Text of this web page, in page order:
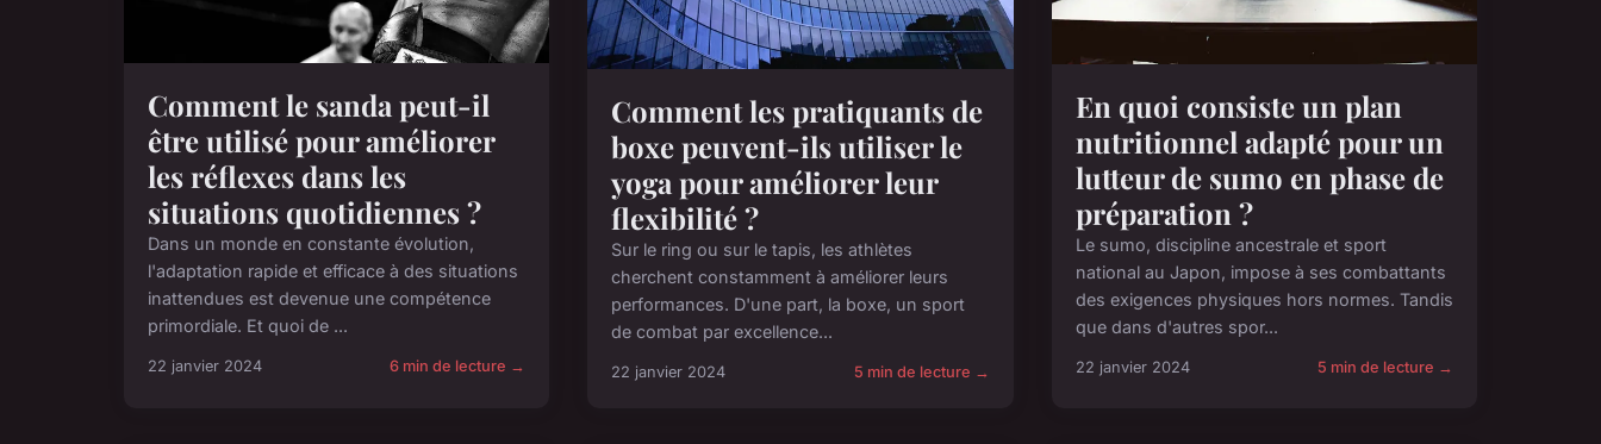
Comment le sanda peut-il
être utilisé pour améliorer
les réflexes dans les
situations quotidiennes ?
Dans un monde en constante évolution,
l'adaptation rapide et efficace à des situations
inattendues est devenue une compétence
primordiale. Et quoi de ...
22 janvier 2024 6 min de lecture →
Comment les pratiquants de
boxe peuvent-ils utiliser le
yoga pour améliorer leur
flexibilité ?
Sur le ring ou sur le tapis, les athlètes
cherchent constamment à améliorer leurs
performances. D'une part, la boxe, un sport
de combat par excellence...
22 janvier 2024 5 min de lecture →
En quoi consiste un plan
nutritionnel adapté pour un
lutteur de sumo en phase de
préparation ?
Le sumo, discipline ancestrale et sport
national au Japon, impose à ses combattants
des exigences physiques hors normes. Tandis
que dans d'autres spor...
22 janvier 2024 5 min de lecture →